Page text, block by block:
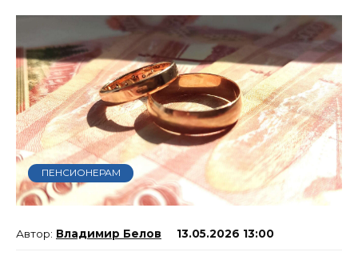
ПЕНСИОНЕРАМ
Владимир Белов 13.05.2026 13:00